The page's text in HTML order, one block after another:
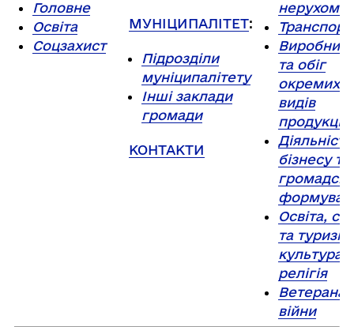
Головне
Освіта
Соцзахист
МУНІЦИПАЛІТЕТ:
Підрозділи
муніципалітету
Інші заклади
громади
КОНТАКТИ
Транспорт
та обіг
окремих
видів
продукції
Діяльність
бізнесу та
Освіта,
та туризм,
культура
релігія
війни